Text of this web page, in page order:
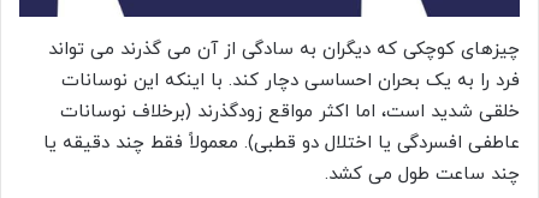
چیزهای کوچکی که دیگران به سادگی از آن می گذرند می تواند
فرد را به یک بحران احساسی دچار کند. با اینکه این نوسانات
خلقی شدید است، اما اکثر مواقع زودگذرند (برخلاف نوسانات
عاطفی افسردگی یا اختلال دو قطبی). معمولاً فقط چند دقیقه یا
چند ساعت طول می کشد.